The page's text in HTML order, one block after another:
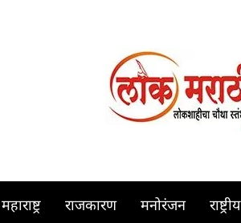
महाराष्ट्र राजकारण मनोरंजन राष्ट्रीय